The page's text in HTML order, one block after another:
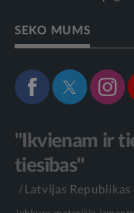
SEKO MUMS
"Ikvienam ir
tiesības"
/Latvijas